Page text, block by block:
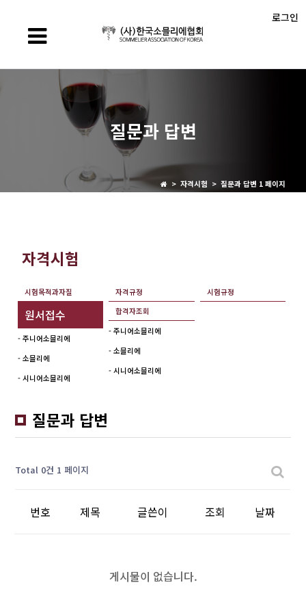
로그인
질문과 답변
> 자격시험 > 질문과 답변 1 페이지
자격시험
시험목적과자질 자격규정 시험규정
원서접수
- 주니어소믈리에
- 소믈리에
- 시니어소믈리에
합격자조회
- 주니어소믈리에
- 소믈리에
- 시니어소믈리에
질문과 답변
Total 0건 1 페이지
번호 제목 글쓴이 조회 날짜
게시물이 없습니다.